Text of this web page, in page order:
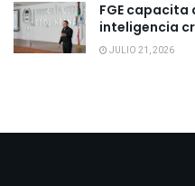
FGE capacita
inteligencia
JULIO 21, 2026